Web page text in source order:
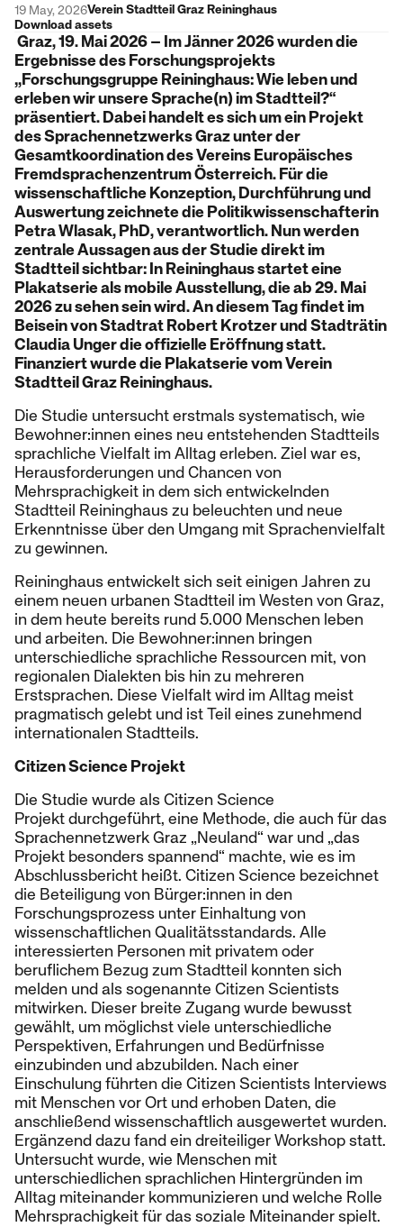
19 May, 2026Verein Stadtteil Graz Reininghaus
Download assets
Graz, 19. Mai 2026 – Im Jänner 2026 wurden die
Ergebnisse des Forschungsprojekts
„Forschungsgruppe Reininghaus: Wie leben und
erleben wir unsere Sprache(n) im Stadtteil?“
präsentiert. Dabei handelt es sich um ein Projekt
des Sprachennetzwerks Graz unter der
Gesamtkoordination des Vereins Europäisches
Fremdsprachenzentrum Österreich. Für die
wissenschaftliche Konzeption, Durchführung und
Auswertung zeichnete die Politikwissenschafterin
Petra Wlasak, PhD, verantwortlich. Nun werden
zentrale Aussagen aus der Studie direkt im
Stadtteil sichtbar: In Reininghaus startet eine
Plakatserie als mobile Ausstellung, die ab 29. Mai
2026 zu sehen sein wird. An diesem Tag findet im
Beisein von Stadtrat Robert Krotzer und Stadträtin
Claudia Unger die offizielle Eröffnung statt.
Finanziert wurde die Plakatserie vom Verein
Stadtteil Graz Reininghaus.
Die Studie untersucht erstmals systematisch, wie
Bewohner:innen eines neu entstehenden Stadtteils
sprachliche Vielfalt im Alltag erleben. Ziel war es,
Herausforderungen und Chancen von
Mehrsprachigkeit in dem sich entwickelnden
Stadtteil Reininghaus zu beleuchten und neue
Erkenntnisse über den Umgang mit Sprachenvielfalt
zu gewinnen.
Reininghaus entwickelt sich seit einigen Jahren zu
einem neuen urbanen Stadtteil im Westen von Graz,
in dem heute bereits rund 5.000 Menschen leben
und arbeiten. Die Bewohner:innen bringen
unterschiedliche sprachliche Ressourcen mit, von
regionalen Dialekten bis hin zu mehreren
Erstsprachen. Diese Vielfalt wird im Alltag meist
pragmatisch gelebt und ist Teil eines zunehmend
internationalen Stadtteils.
Citizen Science Projekt
Die Studie wurde als Citizen Science
Projekt durchgeführt, eine Methode, die auch für das
Sprachennetzwerk Graz „Neuland“ war und „das
Projekt besonders spannend“ machte, wie es im
Abschlussbericht heißt. Citizen Science bezeichnet
die Beteiligung von Bürger:innen in den
Forschungsprozess unter Einhaltung von
wissenschaftlichen Qualitätsstandards. Alle
interessierten Personen mit privatem oder
beruflichem Bezug zum Stadtteil konnten sich
melden und als sogenannte Citizen Scientists
mitwirken. Dieser breite Zugang wurde bewusst
gewählt, um möglichst viele unterschiedliche
Perspektiven, Erfahrungen und Bedürfnisse
einzubinden und abzubilden. Nach einer
Einschulung führten die Citizen Scientists Interviews
mit Menschen vor Ort und erhoben Daten, die
anschließend wissenschaftlich ausgewertet wurden.
Ergänzend dazu fand ein dreiteiliger Workshop statt.
Untersucht wurde, wie Menschen mit
unterschiedlichen sprachlichen Hintergründen im
Alltag miteinander kommunizieren und welche Rolle
Mehrsprachigkeit für das soziale Miteinander spielt.